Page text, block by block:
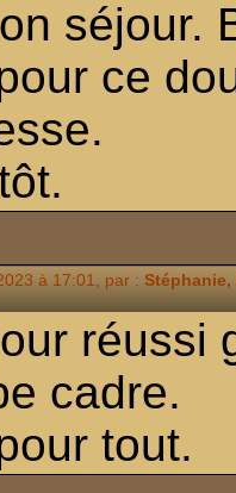
séjour.
ce
à 17:01, par : Stéphanie,
réussi
cadre.
tout.